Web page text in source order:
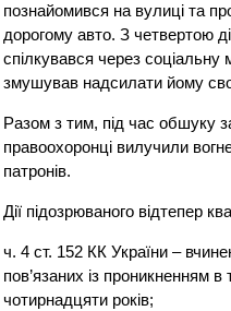
познайомився на вулиці та
дорогому авто. З четвертою
спілкувався через
змушував надсилати йому
Разом з тим, під час обшуку
правоохоронці вилучили
патронів.
Дії підозрюваного відтепер
ч. 4 ст. 152 КК України –
пов’язаних із проникненням
чотирнадцяти років;